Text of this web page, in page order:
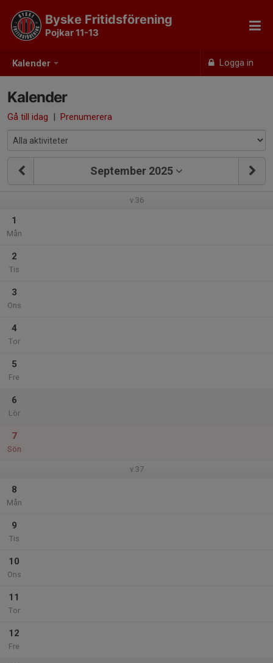
Kalender Logga in
Byske Fritidsförening
Pojkar 11-13
Kalender
Gå till idag | Prenumerera
September 2025
v.36
1
Mån
2
Tis
3
Ons
4
Tor
5
Fre
6
Lör
7
Sön
v.37
8
Mån
9
Tis
10
Ons
11
Tor
12
Fre